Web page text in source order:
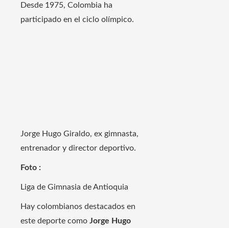
Desde 1975, Colombia ha
participado en el ciclo olímpico.
Jorge Hugo Giraldo, ex gimnasta,
entrenador y director deportivo.
Foto :
Liga de Gimnasia de Antioquia
Hay colombianos destacados en
este deporte como Jorge Hugo